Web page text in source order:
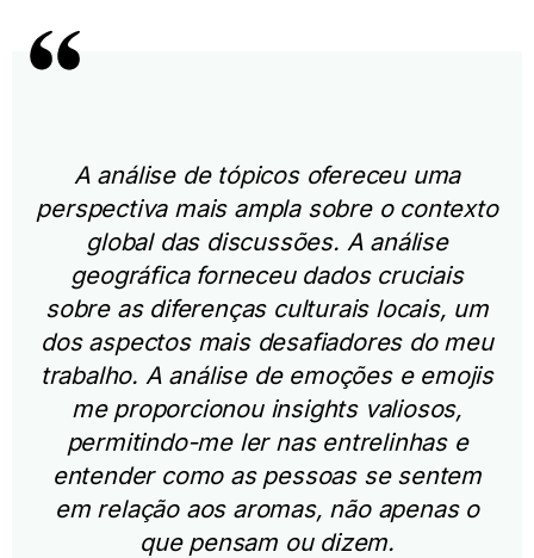
A análise de tópicos ofereceu uma
perspectiva mais ampla sobre o contexto
global das discussões. A análise
geográfica forneceu dados cruciais
sobre as diferenças culturais locais, um
dos aspectos mais desafiadores do meu
trabalho. A análise de emoções e emojis
me proporcionou insights valiosos,
permitindo-me ler nas entrelinhas e
entender como as pessoas se sentem
em relação aos aromas, não apenas o
que pensam ou dizem.